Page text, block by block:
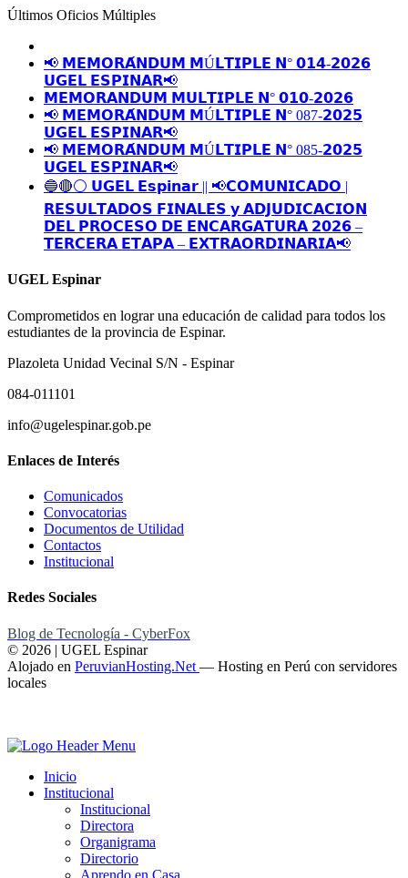
Últimos Oficios Múltiples
📢 𝗠𝗘𝗠𝗢𝗥𝗔́𝗡𝗗𝗨𝗠 𝗠Ú𝗟𝗧𝗜𝗣𝗟𝗘 𝗡° 𝟬𝟭𝟰-𝟮𝟬𝟮𝟲
𝗨𝗚𝗘𝗟 𝗘𝗦𝗣𝗜𝗡𝗔𝗥📢
𝗠𝗘𝗠𝗢𝗥𝗔𝗡𝗗𝗨𝗠 𝗠𝗨𝗟𝗧𝗜𝗣𝗟𝗘 𝗡° 𝟬𝟭𝟬-𝟮𝟬𝟮𝟲
📢 𝗠𝗘𝗠𝗢𝗥𝗔́𝗡𝗗𝗨𝗠 𝗠Ú𝗟𝗧𝗜𝗣𝗟𝗘 𝗡° 087-𝟮𝟬𝟮𝟱
𝗨𝗚𝗘𝗟 𝗘𝗦𝗣𝗜𝗡𝗔𝗥📢
📢 𝗠𝗘𝗠𝗢𝗥𝗔́𝗡𝗗𝗨𝗠 𝗠Ú𝗟𝗧𝗜𝗣𝗟𝗘 𝗡° 085-𝟮𝟬𝟮𝟱
𝗨𝗚𝗘𝗟 𝗘𝗦𝗣𝗜𝗡𝗔𝗥📢
🔵🔴⚪️ 𝗨𝗚𝗘𝗟 𝗘𝘀𝗽𝗶𝗻𝗮𝗿 || 📢𝗖𝗢𝗠𝗨𝗡𝗜𝗖𝗔𝗗𝗢 |
𝗥𝗘𝗦𝗨𝗟𝗧𝗔𝗗𝗢𝗦 𝗙𝗜𝗡𝗔𝗟𝗘𝗦 𝘆 𝗔𝗗𝗝𝗨𝗗𝗜𝗖𝗔𝗖𝗜𝗢𝗡
𝗗𝗘𝗟 𝗣𝗥𝗢𝗖𝗘𝗦𝗢 𝗗𝗘 𝗘𝗡𝗖𝗔𝗥𝗚𝗔𝗧𝗨𝗥𝗔 𝟮𝟬𝟮𝟲 –
𝗧𝗘𝗥𝗖𝗘𝗥𝗔 𝗘𝗧𝗔𝗣𝗔 – 𝗘𝗫𝗧𝗥𝗔𝗢𝗥𝗗𝗜𝗡𝗔𝗥𝗜𝗔📢
UGEL Espinar
Comprometidos en lograr una educación de calidad para todos los
estudiantes de la provincia de Espinar.
Plazoleta Unidad Vecinal S/N - Espinar
084-011101
info@ugelespinar.gob.pe
Enlaces de Interés
Comunicados
Convocatorias
Documentos de Utilidad
Contactos
Institucional
Redes Sociales
Blog de Tecnología - CyberFox
© 2026 | UGEL Espinar
Alojado en PeruvianHosting.Net — Hosting en Perú con servidores
locales
Inicio
Institucional
Institucional
Directora
Organigrama
Directorio
Aprendo en Casa